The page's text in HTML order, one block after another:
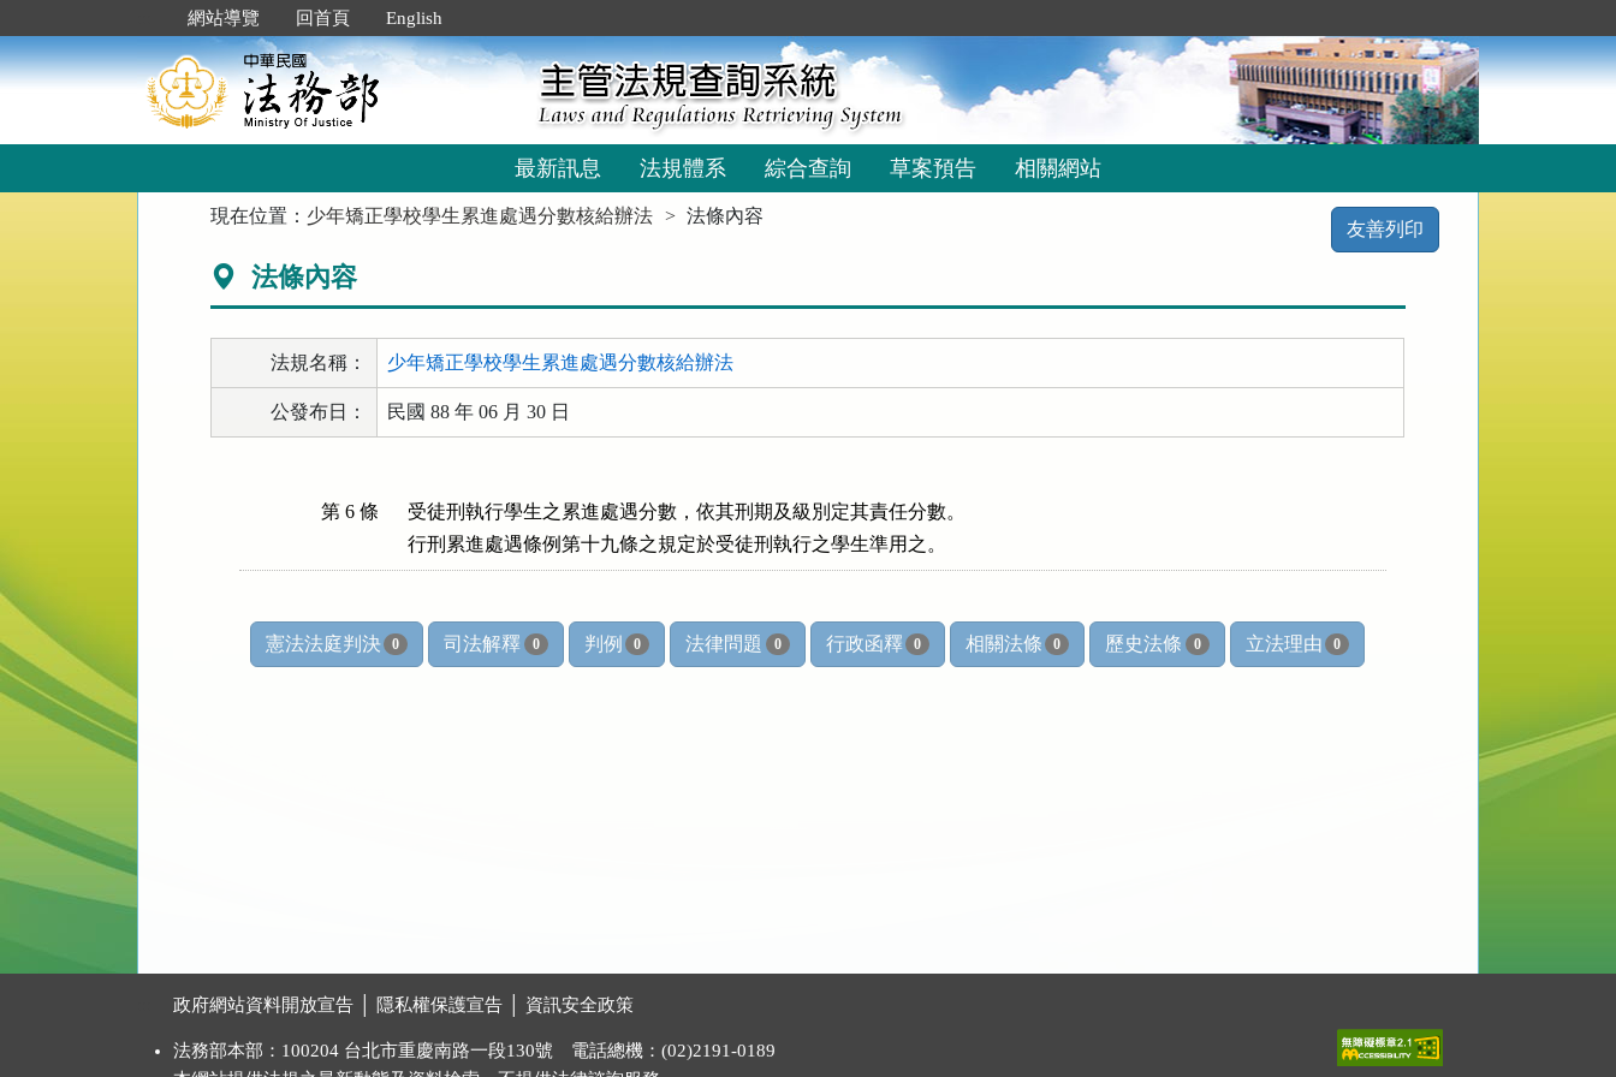
到
主
要
網站導覽 回首頁 English
最新訊息 法規體系 綜合查詢 草案預告 相關網站
現在位置： 少年矯正學校學生累進處遇分數核給辦法 法條內容
友善列印
法條內容
法規名稱： 少年矯正學校學生累進處遇分數核給辦法
公發布日： 民國 88 年 06 月 30 日
第 6 條
受徒刑執行學生之累進處遇分數，依其刑期及級別定其責任分數。
行刑累進處遇條例第十九條之規定於受徒刑執行之學生準用之。
憲法法庭判決 0 司法解釋 0 判例 0 法律問題 0 行政函釋 0 相關法條 0 歷史法條 0 立法理由 0
政府網站資料開放宣告 隱私權保護宣告 資訊安全政策
法務部本部：100204 台北市重慶南路一段130號 電話總機：(02)2191-0189